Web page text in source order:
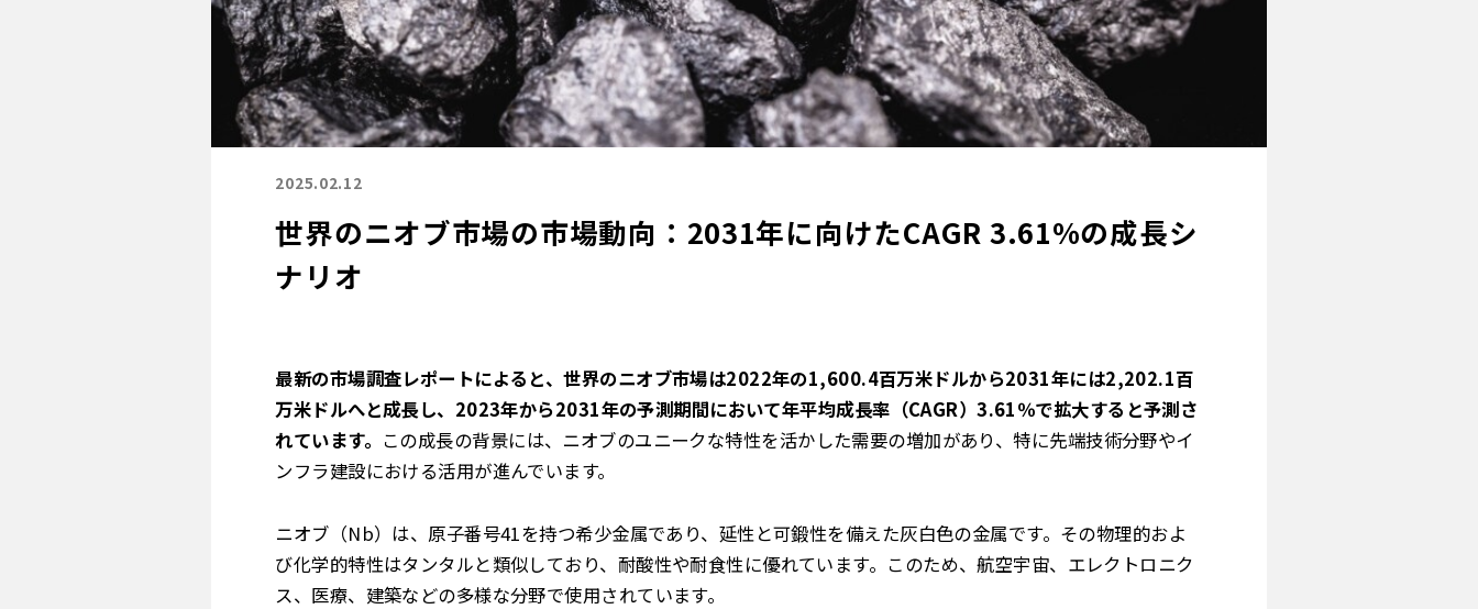
2025.02.12
世界のニオブ市場の市場動向：2031年に向けたCAGR 3.61%の成長シ
ナリオ
最新の市場調査レポートによると、世界のニオブ市場は2022年の1,600.4百万米ドルから2031年には2,202.1百
万米ドルへと成長し、2023年から2031年の予測期間において年平均成長率（CAGR）3.61％で拡大すると予測さ
れています。 この成長の背景には、ニオブのユニークな特性を活かした需要の増加があり、特に先端技術分野やイ
ンフラ建設における活用が進んでいます。
ニオブ（Nb）は、原子番号41を持つ希少金属であり、延性と可鍛性を備えた灰白色の金属です。その物理的およ
び化学的特性はタンタルと類似しており、耐酸性や耐食性に優れています。このため、航空宇宙、エレクトロニク
ス、医療、建築などの多様な分野で使用されています。